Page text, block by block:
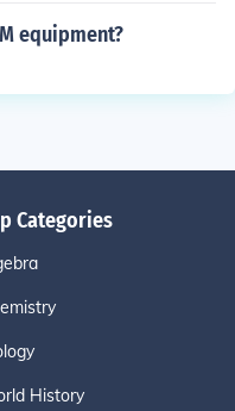
equipment?
Categories
History